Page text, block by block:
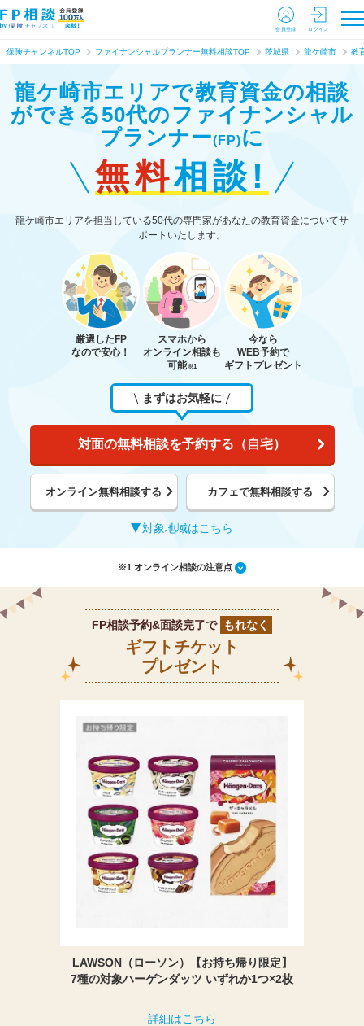
会員登録 ログイン
保険チャンネルTOP ファイナンシャルプランナー無料相談TOP 茨城県 龍ケ崎市 教
龍ケ崎市エリアで教育資金の相談
ができる50代のファイナンシャル
プランナー(FP)に
無料相談!
龍ケ崎市エリアを担当している50代の専門家があなたの教育資金についてサ
ポートいたします。
厳選したFP
なので安心！
スマホから
オンライン相談も
可能※1
今なら
WEB予約で
ギフトプレゼント
まずはお気軽に
対面の無料相談を予約する（自宅）
オンライン無料相談する カフェで無料相談する
対象地域はこちら
※1 オンライン相談の注意点
FP相談予約&面談完了で もれなく
ギフトチケット
プレゼント
LAWSON（ローソン）【お持ち帰り限定】
7種の対象ハーゲンダッツ いずれか1つ×2枚
詳細はこちら